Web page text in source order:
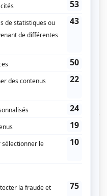
min.
– En compétition